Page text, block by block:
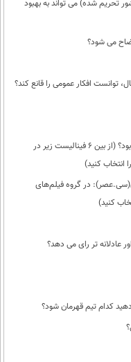
تشکیل باشگاه تحریمی ها (تجمیع 25 کشور تحریم شده) می تواند به بهبود
می شود؟
توانست افکار عمومی را قانع کند؟
بهترین فیلم "کمدی" سینمای ایران در سال 97 کدام بود؟ (از بین 6 فینالیست زیر در
در گروه فیلم‌های
عادلانه تر رای می دهد؟
كدام تيم قهرمان شود؟